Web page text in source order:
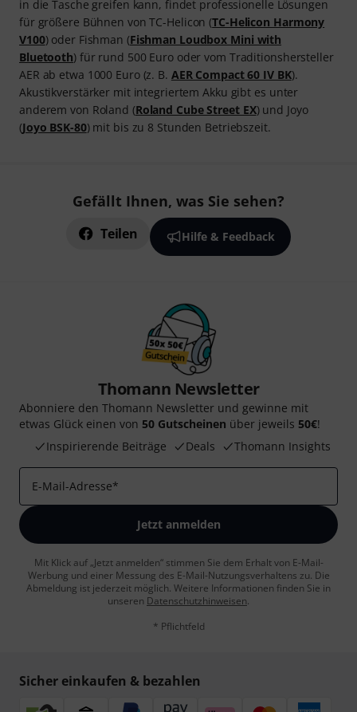
in die Tasche greifen kann, findet professionelle Lösungen
für größere Bühnen von TC-Helicon (TC-Helicon Harmony
V100) oder Fishman (Fishman Loudbox Mini with
Bluetooth) für rund 500 Euro oder vom Traditionshersteller
AER ab etwa 1000 Euro (z. B. AER Compact 60 IV BK).
Akustikverstärker mit integriertem Akku gibt es unter
anderem von Roland (Roland Cube Street EX) und Joyo
(Joyo BSK-80) mit bis zu 8 Stunden Betriebszeit.
Gefällt Ihnen, was Sie sehen?
Teilen Hilfe & Feedback
Thomann Newsletter
Abonniere den Thomann Newsletter und gewinne mit
etwas Glück einen von 50 Gutscheinen über jeweils 50€!
Inspirierende Beiträge
Deals Thomann Insights
E-Mail-Adresse*
Jetzt anmelden
Mit Klick auf „Jetzt anmelden“ stimmen Sie dem Erhalt von E-Mail-
Werbung und einer Messung des E-Mail-Nutzungsverhaltens zu. Die
Abmeldung ist jederzeit möglich. Weitere Informationen finden Sie in
unseren Datenschutzhinweisen.
* Pflichtfeld
Sicher einkaufen & bezahlen